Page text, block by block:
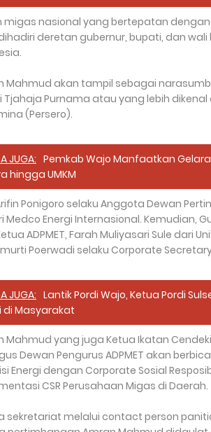
migas nasional yang bertepatan
deretan gubernur, bupati, dan
Mahmud akan tampil sebagai
Tjahaja Purnama atau yang lebih
(Persero).
JUGA: Pemkab Wajo Manfaatkan
hingga UMKM
Ponigoro selaku Anggota Dewan
Medco Energi Internasional. Kemudian,
ADPMET, Farah Muliyasari Sule dari
Poerwadi selaku Corporate
JUGA: Lantik Pordi Wajo, Ketua Pordi
di Masyarakat
Mahmud yang juga Ketua Ikatan
Dewan Pengurus ADPMET akan
Energi dengan Corporate Sosial
CSR Perusahaan Migas di Daerah.
sekretariat melalui contact person